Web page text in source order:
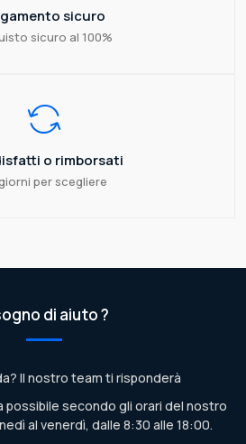
sicuro
sicuro al 100%
o rimborsati
per scegliere
di aiuto ?
Il nostro team ti risponderà
possibile secondo gli orari del nostro
al venerdì, dalle 8:30 alle 18:00.